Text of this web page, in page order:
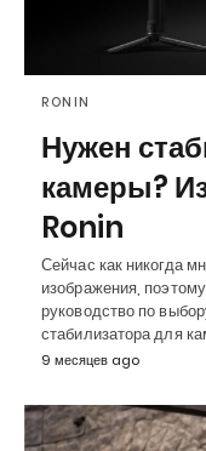
RONIN
Нужен
камеры?
Ronin
Сейчас как никогда
изображения,
руководство по
стабилизатора для
9 месяцев ago